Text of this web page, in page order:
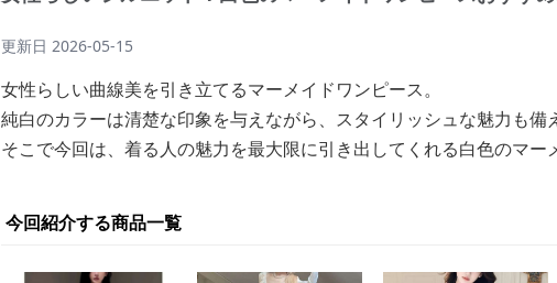
更新日 2026-05-15
女性らしい曲線美を引き立てるマーメイドワンピース。
純白のカラーは清楚な印象を与えながら、スタイリッシュな魅力も備
そこで今回は、着る人の魅力を最大限に引き出してくれる白色のマー
今回紹介する商品一覧